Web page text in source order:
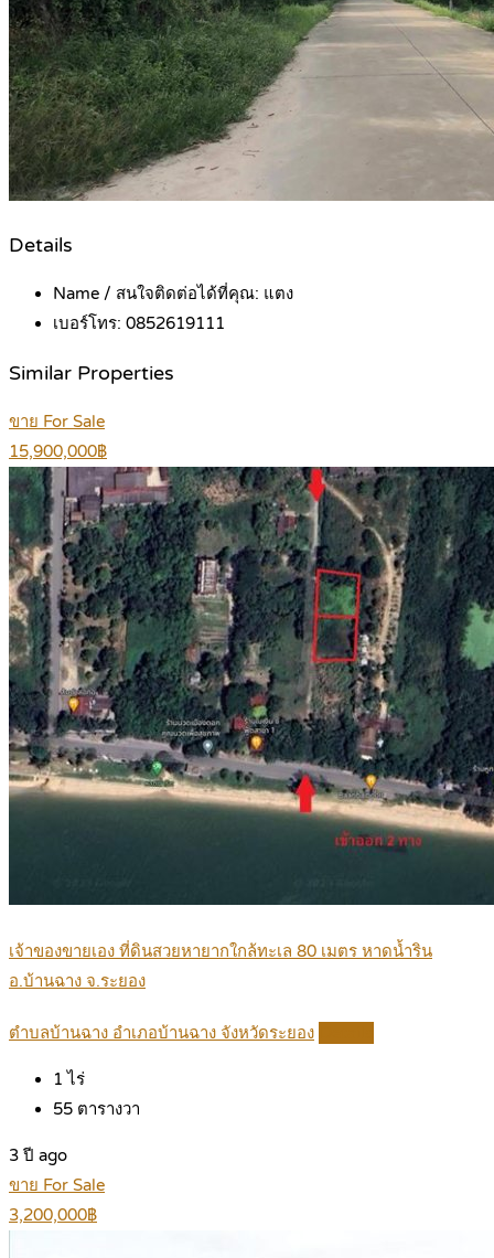
Details
Name / สนใจติดต่อได้ที่คุณ: แตง
เบอร์โทร: 0852619111
Similar Properties
ขาย For Sale
15,900,000฿
เจ้าของขายเอง ที่ดินสวยหายากใกล้ทะเล 80 เมตร หาดน้ำริน
อ.บ้านฉาง จ.ระยอง
ตำบลบ้านฉาง อำเภอบ้านฉาง จังหวัดระยอง
1 ไร่
55 ตารางวา
3 ปี ago
ขาย For Sale
3,200,000฿